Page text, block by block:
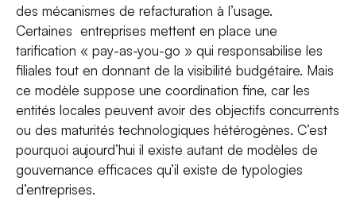
des mécanismes de refacturation à l’usage.
Certaines entreprises mettent en place une
tarification « pay-as-you-go » qui responsabilise les
filiales tout en donnant de la visibilité budgétaire. Mais
ce modèle suppose une coordination fine, car les
entités locales peuvent avoir des objectifs concurrents
ou des maturités technologiques hétérogènes. C’est
pourquoi aujourd’hui il existe autant de modèles de
gouvernance efficaces qu’il existe de typologies
d’entreprises.